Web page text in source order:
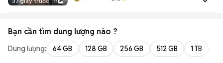
Bạn cần tìm dung lượng nào ?
Dung lượng: 64 GB 128 GB 256 GB 512 GB 1 TB